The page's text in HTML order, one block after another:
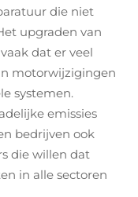
die niet
upgraden van
dat er veel
motorwijzigingen
systemen.
emissies
bedrijven ook
die willen dat
in alle sectoren